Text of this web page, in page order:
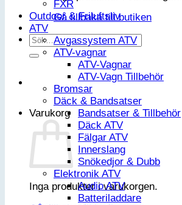
Gå tillbaka till butiken
Sök
efter:
Varukorg
Inga produkter i varukorgen.
FXR
Outdoor & Friluftsliv
ATV
Avgassystem ATV
ATV-vagnar
ATV-Vagnar
ATV-Vagn Tillbehör
Bromsar
Däck & Bandsatser
Bandsatser & Tillbehör
Däck ATV
Fälgar ATV
Innerslang
Snökedjor & Dubb
Elektronik ATV
Audio ATV
Batteriladdare